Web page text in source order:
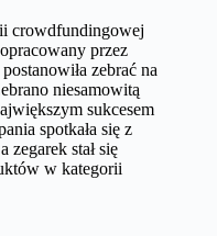
crowdfundingowej
przez
zebrać na
niesamowitą
sukcesem
spotkała się z
zegarek stał się
w kategorii